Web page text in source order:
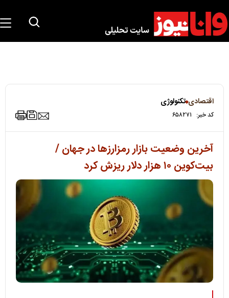
اقتصادی تکنولوژی
کد خبر: ۶۵۸۲۷۱
آخرین وضعیت بازار رمزارزها در جهان /
بیت‌کوین ۱۰ هزار دلار ریزش کرد